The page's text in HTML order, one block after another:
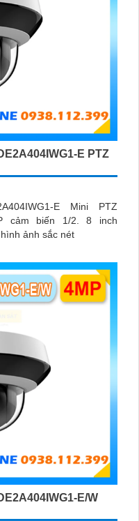
E PTZ
E Mini PTZ
cảm biến 1/2. 8 inch
ảnh sắc nét
E/W